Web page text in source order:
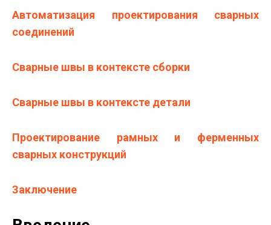
Автоматизация проектирования сварных
соединений
Сварные швы в контексте сборки
Сварные швы в контексте детали
Проектирование рамных и ферменных
сварных конструкций
Заключение